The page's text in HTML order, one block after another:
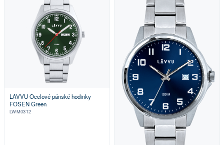
LAVVU Ocelové pánské hodinky
FOSEN Green
LWM0312